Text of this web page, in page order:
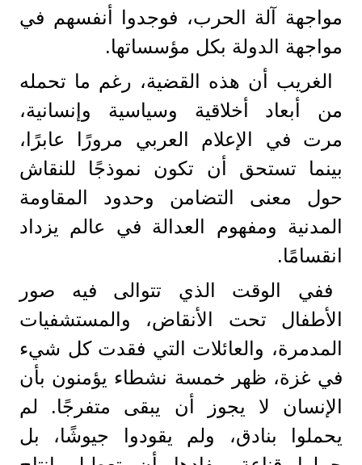
مواجهة آلة الحرب، فوجدوا أنفسهم في
مواجهة الدولة بكل مؤسساتها.
الغريب أن هذه القضية، رغم ما تحمله
من أبعاد أخلاقية وسياسية وإنسانية،
مرت في الإعلام العربي مرورًا عابرًا،
بينما تستحق أن تكون نموذجًا للنقاش
حول معنى التضامن وحدود المقاومة
المدنية ومفهوم العدالة في عالم يزداد
انقسامًا.
ففي الوقت الذي تتوالى فيه صور
الأطفال تحت الأنقاض، والمستشفيات
المدمرة، والعائلات التي فقدت كل شيء
في غزة، ظهر خمسة نشطاء يؤمنون بأن
الإنسان لا يجوز أن يبقى متفرجًا. لم
يحملوا بنادق، ولم يقودوا جيوشًا، بل